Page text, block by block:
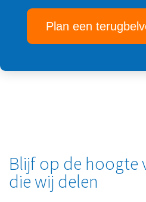
Plan een
Blijf op de hoogte
die wij delen